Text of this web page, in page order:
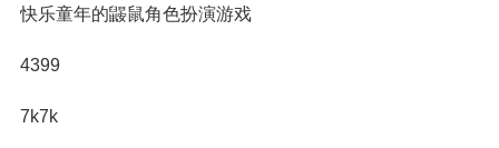
快乐童年的鼹鼠角色扮演游戏
4399
7k7k